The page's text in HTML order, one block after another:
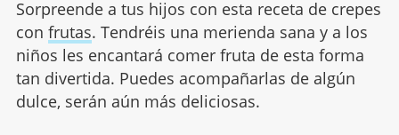
Sorpreende a tus hijos con esta receta de crepes
con frutas. Tendréis una merienda sana y a los
niños les encantará comer fruta de esta forma
tan divertida. Puedes acompañarlas de algún
dulce, serán aún más deliciosas.